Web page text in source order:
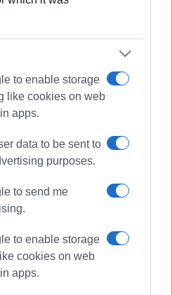
to enable storage
like cookies on web
apps.
data to be sent to
purposes.
to send me
to enable storage
cookies on web
apps.
επικίνδυνα».
Ενημέρωση από το
Ειδικεύεται στις
και το